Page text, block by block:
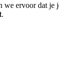
ervoor dat
.